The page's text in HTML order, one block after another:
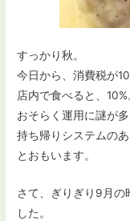
すっかり秋。
今日から、消費税が
店内で食べると、10%
おそらく運用に謎が
持ち帰りシステムの
とおもいます。
さて、ぎりぎり9月の
した。